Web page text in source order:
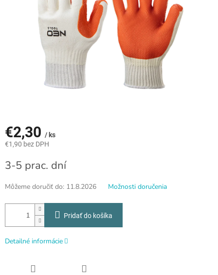
€2,30 / ks
€1,90 bez DPH
cena:
3-5 prac. dní
Môžeme doručiť do: 11.8.2026 Možnosti doručenia
Pridať do košíka
Detailné informácie